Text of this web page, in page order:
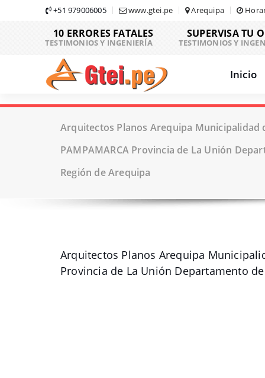
+51 979006005 www.gtei.pe Arequipa
10 ERRORES FATALES
TESTIMONIOS Y INGENIERÍA
SUPERVISA TU
TESTIMONIOS Y
Inicio
Arquitectos Planos Arequipa Municipalidad
PAMPAMARCA Provincia de La Unión
Región de Arequipa
Arquitectos Planos Arequipa
Provincia de La Unión Departamento